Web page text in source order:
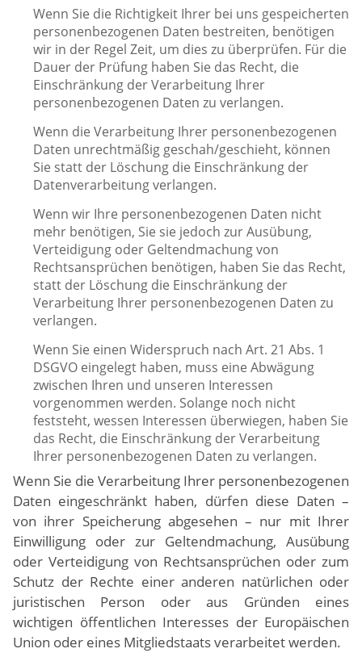
Wenn Sie die Richtigkeit Ihrer bei uns gespeicherten
personenbezogenen Daten bestreiten, benötigen
wir in der Regel Zeit, um dies zu überprüfen. Für die
Dauer der Prüfung haben Sie das Recht, die
Einschränkung der Verarbeitung Ihrer
personenbezogenen Daten zu verlangen.
Wenn die Verarbeitung Ihrer personenbezogenen
Daten unrechtmäßig geschah/geschieht, können
Sie statt der Löschung die Einschränkung der
Datenverarbeitung verlangen.
Wenn wir Ihre personenbezogenen Daten nicht
mehr benötigen, Sie sie jedoch zur Ausübung,
Verteidigung oder Geltendmachung von
Rechtsansprüchen benötigen, haben Sie das Recht,
statt der Löschung die Einschränkung der
Verarbeitung Ihrer personenbezogenen Daten zu
verlangen.
Wenn Sie einen Widerspruch nach Art. 21 Abs. 1
DSGVO eingelegt haben, muss eine Abwägung
zwischen Ihren und unseren Interessen
vorgenommen werden. Solange noch nicht
feststeht, wessen Interessen überwiegen, haben Sie
das Recht, die Einschränkung der Verarbeitung
Ihrer personenbezogenen Daten zu verlangen.
Wenn Sie die Verarbeitung Ihrer personenbezogenen
Daten eingeschränkt haben, dürfen diese Daten –
von ihrer Speicherung abgesehen – nur mit Ihrer
Einwilligung oder zur Geltendmachung, Ausübung
oder Verteidigung von Rechtsansprüchen oder zum
Schutz der Rechte einer anderen natürlichen oder
juristischen Person oder aus Gründen eines
wichtigen öffentlichen Interesses der Europäischen
Union oder eines Mitgliedstaats verarbeitet werden.